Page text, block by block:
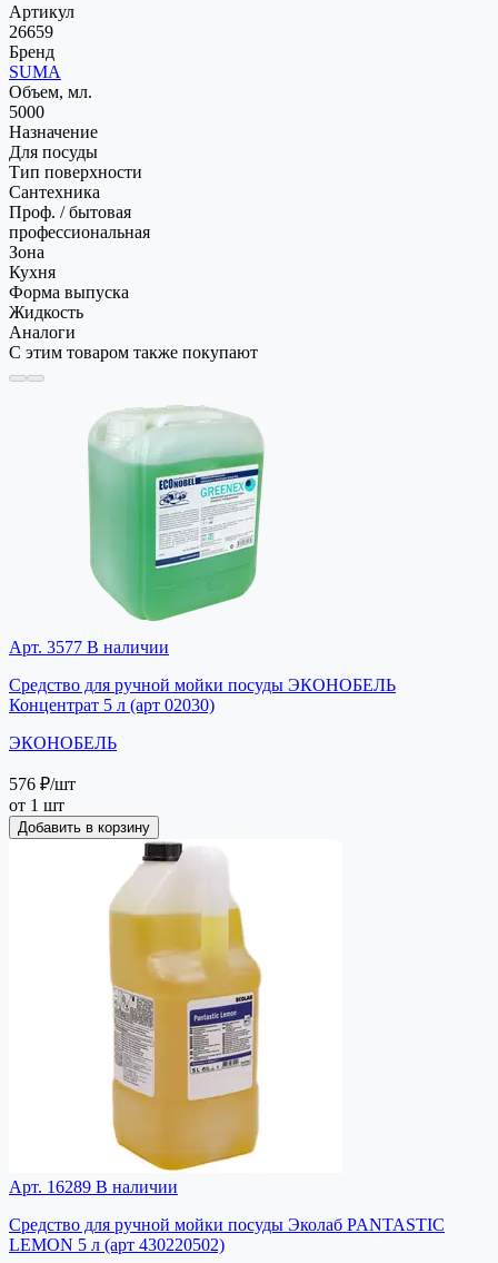
Артикул
26659
Бренд
SUMA
Объем, мл.
5000
Назначение
Для посуды
Тип поверхности
Сантехника
Проф. / бытовая
профессиональная
Зона
Кухня
Форма выпуска
Жидкость
Аналоги
С этим товаром также покупают
Арт. 3577 В наличии
Средство для ручной мойки посуды ЭКОНОБЕЛЬ
Концентрат 5 л (арт 02030)
ЭКОНОБЕЛЬ
576 ₽/шт
от 1 шт
Добавить в корзину
Арт. 16289 В наличии
Средство для ручной мойки посуды Эколаб PANTASTIC
LEMON 5 л (арт 430220502)